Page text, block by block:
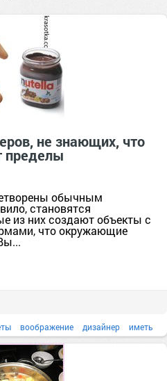
не знающих, что
пределы
обычным
становятся
из них создают объекты с
что окружающие
воображение дизайнер иметь